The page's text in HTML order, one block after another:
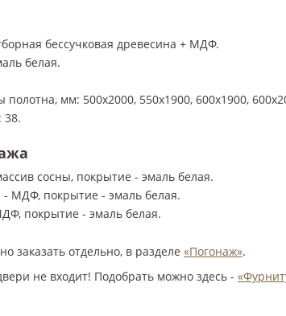
бессучковая древесина + МДФ.
белая.
мм: 500x2000, 550x1900, 600x1900,
38.
сосны, покрытие - эмаль белая.
МДФ, покрытие - эмаль белая.
покрытие - эмаль белая.
заказать отдельно, в разделе «Погонаж».
не входит! Подобрать можно здесь -